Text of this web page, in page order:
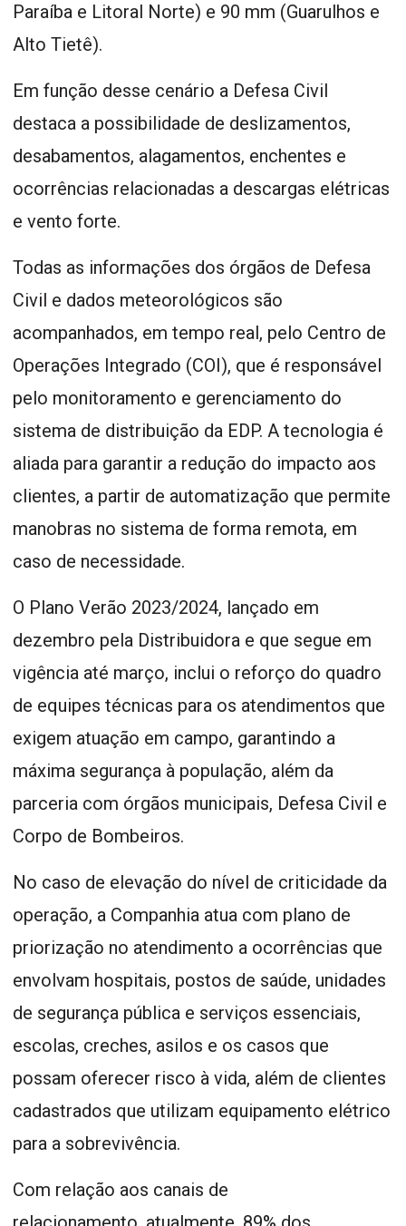
Paraíba e Litoral Norte) e 90 mm (Guarulhos e
Alto Tietê).
Em função desse cenário a Defesa Civil
destaca a possibilidade de deslizamentos,
desabamentos, alagamentos, enchentes e
ocorrências relacionadas a descargas elétricas
e vento forte.
Todas as informações dos órgãos de Defesa
Civil e dados meteorológicos são
acompanhados, em tempo real, pelo Centro de
Operações Integrado (COI), que é responsável
pelo monitoramento e gerenciamento do
sistema de distribuição da EDP. A tecnologia é
aliada para garantir a redução do impacto aos
clientes, a partir de automatização que permite
manobras no sistema de forma remota, em
caso de necessidade.
O Plano Verão 2023/2024, lançado em
dezembro pela Distribuidora e que segue em
vigência até março, inclui o reforço do quadro
de equipes técnicas para os atendimentos que
exigem atuação em campo, garantindo a
máxima segurança à população, além da
parceria com órgãos municipais, Defesa Civil e
Corpo de Bombeiros.
No caso de elevação do nível de criticidade da
operação, a Companhia atua com plano de
priorização no atendimento a ocorrências que
envolvam hospitais, postos de saúde, unidades
de segurança pública e serviços essenciais,
escolas, creches, asilos e os casos que
possam oferecer risco à vida, além de clientes
cadastrados que utilizam equipamento elétrico
para a sobrevivência.
Com relação aos canais de